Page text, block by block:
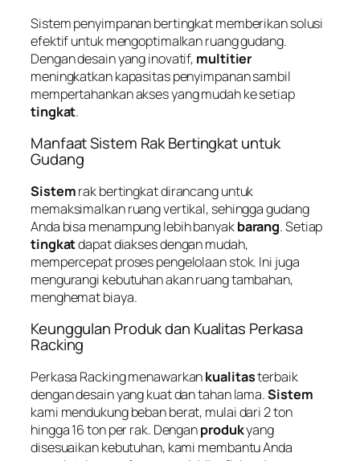
Sistem penyimpanan bertingkat memberikan solusi
efektif untuk mengoptimalkan ruang gudang.
Dengan desain yang inovatif, multitier
meningkatkan kapasitas penyimpanan sambil
mempertahankan akses yang mudah ke setiap
tingkat.
Manfaat Sistem Rak Bertingkat untuk
Gudang
Sistemrak bertingkat dirancang untuk
memaksimalkan ruang vertikal, sehingga gudang
Anda bisa menampung lebih banyakbarang. Setiap
tingkatdapat diakses dengan mudah,
mempercepat proses pengelolaan stok. Ini juga
mengurangi kebutuhan akan ruang tambahan,
menghemat biaya.
Keunggulan Produk dan Kualitas Perkasa
Racking
Perkasa Racking menawarkankualitasterbaik
dengan desain yang kuat dan tahan lama.Sistem
kami mendukung beban berat, mulai dari 2 ton
hingga 16 ton per rak. Denganprodukyang
disesuaikan kebutuhan, kami membantu Anda